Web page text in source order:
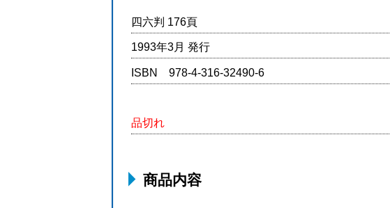
四六判 176頁
1993年3月 発行
ISBN 978-4-316-32490-6
品切れ
商品内容